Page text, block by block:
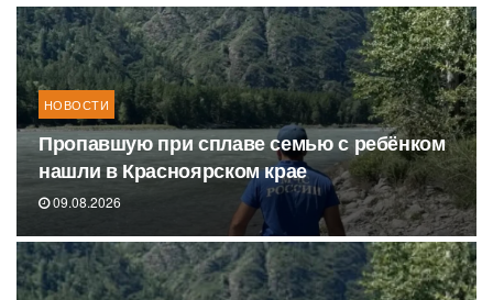
НОВОСТИ
Пропавшую при сплаве семью с ребёнком
нашли в Красноярском крае
09.08.2026